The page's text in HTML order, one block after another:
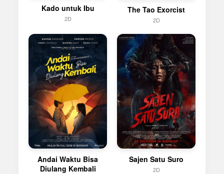
Kado untuk Ibu
2D
The Tao Exorcist
2D
Andai Waktu Bisa
Diulang Kembali
Sajen Satu Suro
2D